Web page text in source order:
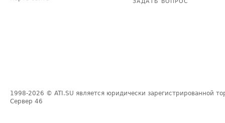
1998-2026 © ATI.SU является юридически зарегистрированной
Сервер 46